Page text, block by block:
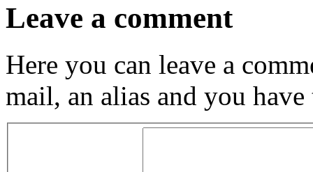
Leave a comment
Here you can leave a
mail, an alias and you have